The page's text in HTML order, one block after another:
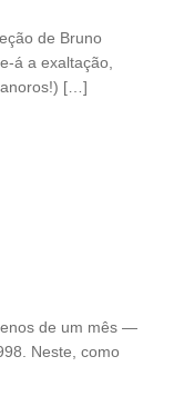
de Bruno
á a exaltação,
[…]
de um mês —
Neste, como